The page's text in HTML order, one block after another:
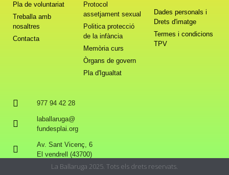
Pla de voluntariat
Treballa amb
nosaltres
Contacta
Protocol
assetjament sexual
Politica protecció
de la infància
Memòria curs
Òrgans de govern
Pla d'Igualtat
Dades personals i
Drets d'imatge
Termes i condicions
TPV
977 94 42 28
laballaruga@
fundesplai.org
Av. Sant Vicenç, 6
El vendrell (43700)
La Ballaruga 2025. Tots els drets reservats.